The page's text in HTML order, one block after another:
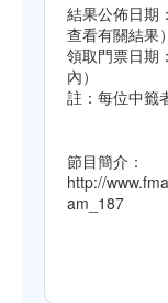
結果公佈日期
查看有關結果）
領取門票日期
內）
註：每位中籤
節目簡介：
http://
am_187